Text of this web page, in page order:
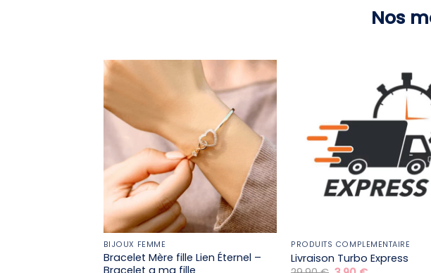
Nos
BIJOUX FEMME
Bracelet Mère fille​ Lien Éternel –
PRODUITS COMPLÉMENTAIRE
Livraison Turbo Express